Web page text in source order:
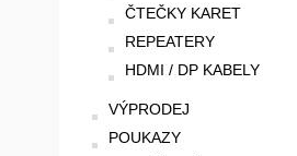
ČTEČKY KARET
REPEATERY
HDMI / DP KABELY
VÝPRODEJ
POUKAZY